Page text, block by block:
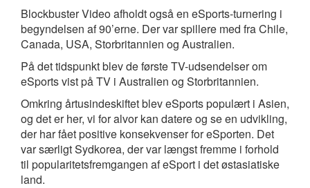
Blockbuster Video afholdt også en eSports-turnering i
begyndelsen af 90’erne. Der var spillere med fra Chile,
Canada, USA, Storbritannien og Australien.
På det tidspunkt blev de første TV-udsendelser om
eSports vist på TV i Australien og Storbritannien.
Omkring årtusindeskiftet blev eSports populært i Asien,
og det er her, vi for alvor kan datere og se en udvikling,
der har fået positive konsekvenser for eSporten. Det
var særligt Sydkorea, der var længst fremme i forhold
til popularitetsfremgangen af eSport i det østasiatiske
land.